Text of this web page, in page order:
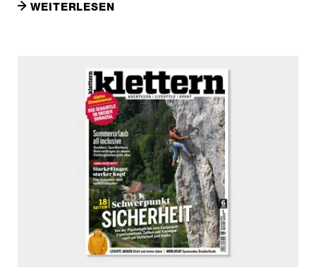
WEITERLESEN